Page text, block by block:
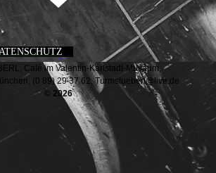
Café im Valentin-Karlstadt-Musäum,
(0 89) 29 37 62, Turmstueberl@live.de
© 2026